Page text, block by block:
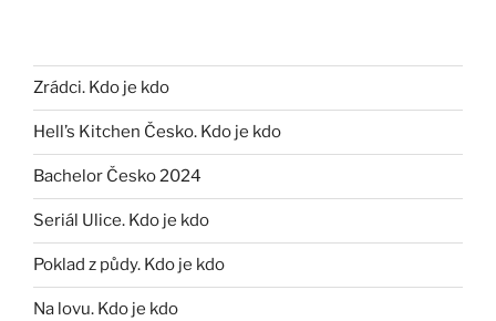
Zrádci. Kdo je kdo
Hell’s Kitchen Česko. Kdo je kdo
Bachelor Česko 2024
Seriál Ulice. Kdo je kdo
Poklad z půdy. Kdo je kdo
Na lovu. Kdo je kdo